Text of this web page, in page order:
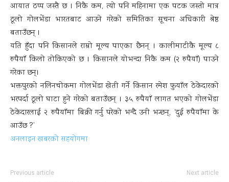
आयात ठप्प जस्तै छ । निकै कम, त्यो पनि महिनामा एक पटक जस्तो मात्र
ठूलो गोलभेंडा भारतबाट आउने गरेको समितिका सूचना अधिकारी श्रेष्ठ
बताउँछन् ।
यति हुँदा पनि किसानले राम्रो मूल्य पाएका छैनन् । कालीमाटीकै मूल्य ८
रुपैयाँ किलो तोकिएको छ । किसानले योभन्दा निकै कम (२ रुपैयाँ) पाउने
गरेका छन्।
भक्तपुरको नलिनचोकमा गोलभेंडा खेती गर्ने किसान रमेश फुयाँल ठेकेदारको
भरपर्दा ठूलो घाटा हुने गरेको बताउँछन् । ३५ रुपैयाँ लागत भएको गोलभेंडा
ठेकेदारलाई २ रुपैयाँमा बिक्री गर्नु परेको भन्दै उनी भन्छन्, ‘दुई रुपैयाँमा के
आउँछ ?’
अनलाइन खबरको सहयोगमा
Previous article Next article